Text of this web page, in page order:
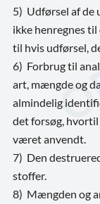
5) Udførsel af de
ikke henregnes
til hvis udførsel,
6) Forbrug til
art, mængde og
almindelig
det forsøg,
været anvendt.
7) Den
stoffer.
8) Mængden og